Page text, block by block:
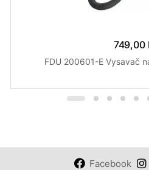
749,00
FDU 200601-E Vysavač
Facebook